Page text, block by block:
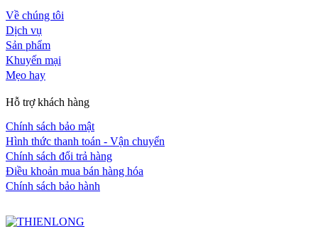
Về chúng tôi
Dịch vụ
Sản phẩm
Khuyến mại
Mẹo hay
Hỗ trợ khách hàng
Chính sách bảo mật
Hình thức thanh toán - Vận chuyển
Chính sách đổi trả hàng
Điều khoản mua bán hàng hóa
Chính sách bảo hành